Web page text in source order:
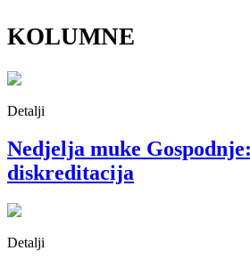
KOLUMNE
Detalji
Nedjelja muke
diskreditacija
Detalji